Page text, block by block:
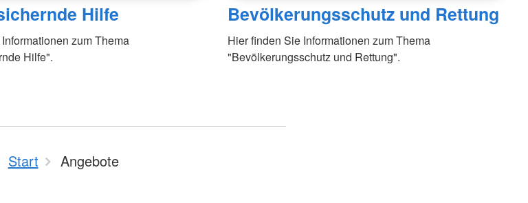
Hilfe
zum Thema
Hilfe".
Bevölkerungsschutz und Rettung
Hier finden Sie Informationen zum Thema
"Bevölkerungsschutz und Rettung".
Start Angebote